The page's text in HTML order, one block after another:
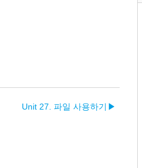
Unit 27. 파일 사용하기 ▶︎